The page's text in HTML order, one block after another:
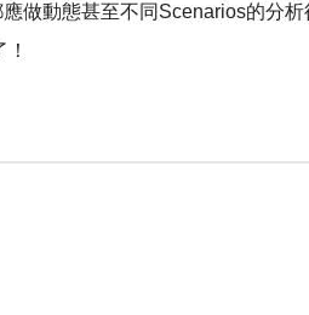
做動態甚至不同Scenarios的分